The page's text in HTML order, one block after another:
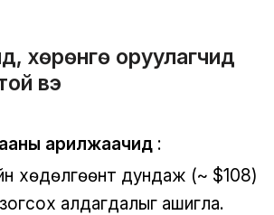
хөрөнгө оруулагчид
вэ
арилжаачид :
хөдөлгөөнт дундаж (~ $108)
алдагдалыг ашигла.